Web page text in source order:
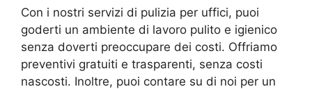
Con i nostri servizi di pulizia per uffici, puoi
goderti un ambiente di lavoro pulito e igienico
senza doverti preoccupare dei costi. Offriamo
preventivi gratuiti e trasparenti, senza costi
nascosti. Inoltre, puoi contare su di noi per un